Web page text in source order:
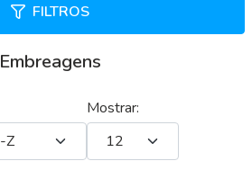
FILTROS
Embreagens
Mostrar: